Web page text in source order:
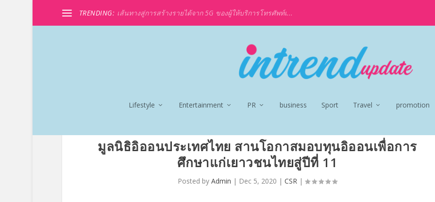
TRENDING: เส้นทางสู่การสร้างรายได้จาก 5G ของผู้ให้บริการโทรศัพท์เ...
Lifestyle Entertainment PR business Sport Travel promotion
มูลนิธิอิออนประเทศไทย สานโอกาสมอบทุนอิออนเพื่อการ
ศึกษาแก่เยาวชนไทยสู่ปีที่ 11
Posted by Admin | Dec 5, 2020 | CSR |